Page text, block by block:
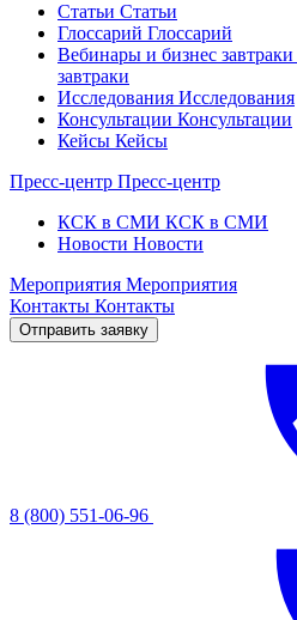
Статьи Статьи
Глоссарий Глоссарий
Вебинары и бизнес завтраки
завтраки
Исследования Исследования
Консультации Консультации
Кейсы Кейсы
Пресс-центр Пресс-центр
КСК в СМИ КСК в СМИ
Новости Новости
Мероприятия Мероприятия
Контакты Контакты
Отправить заявку
8 (800) 551-06-96